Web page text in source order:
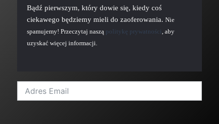
Bądź pierwszym, który dowie się, kiedy coś
ciekawego będziemy mieli do zaoferowania. Nie
spamujemy! Przeczytaj naszą politykę prywatności, aby
uzyskać więcej informacji.